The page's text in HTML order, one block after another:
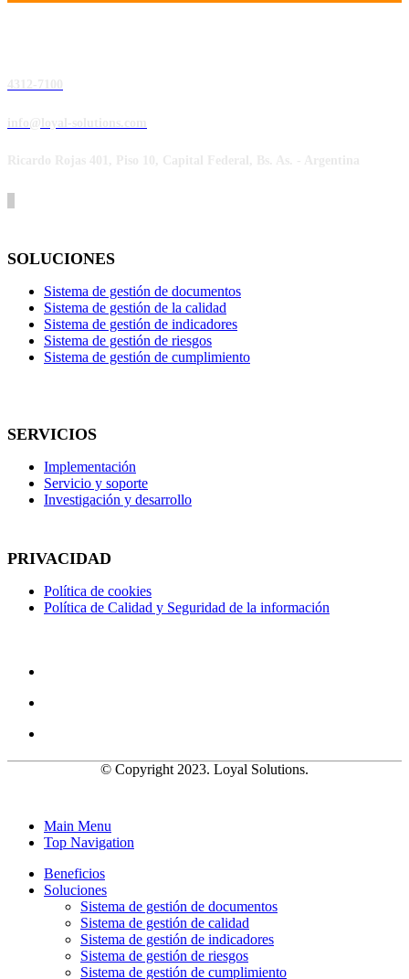
SOLUCIONES
Sistema de gestión de documentos
Sistema de gestión de la calidad
Sistema de gestión de indicadores
Sistema de gestión de riesgos
Sistema de gestión de cumplimiento
SERVICIOS
Implementación
Servicio y soporte
Investigación y desarrollo
PRIVACIDAD
Política de cookies
Política de Calidad y Seguridad de la información
© Copyright 2023. Loyal Solutions.
Main Menu
Top Navigation
Beneficios
Soluciones
Sistema de gestión de documentos
Sistema de gestión de calidad
Sistema de gestión de indicadores
Sistema de gestión de riesgos
Sistema de gestión de cumplimiento